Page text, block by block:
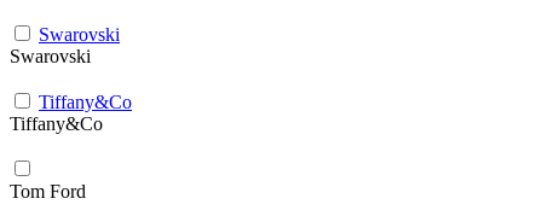
Swarovski
Swarovski
Tiffany&Co
Tiffany&Co
Tom Ford